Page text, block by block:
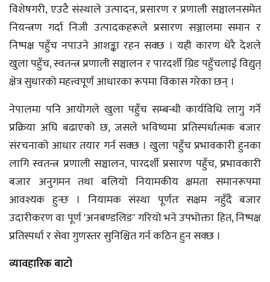
विशेषगरी, एउटै संस्थाले उत्पादन, प्रसारण र प्रणाली सञ्चालनसमेत
नियन्त्रण गर्दा निजी उत्पादकहरूले प्रसारण सञ्जालमा समान र
निष्पक्ष पहुँच नपाउने आशङ्का रहन सक्छ । यही कारण धेरै देशले
खुला पहुँच, स्वतन्त्र प्रणाली सञ्चालन र पारदर्शी ग्रिड पहुँचलाई विद्युत्
क्षेत्र सुधारको महत्त्वपूर्ण आधारका रूपमा विकास गरेका छन् ।
नेपालमा पनि आयोगले खुला पहुँच सम्बन्धी कार्यविधि लागु गर्ने
प्रक्रिया अघि बढाएको छ, जसले भविष्यमा प्रतिस्पर्धात्मक बजार
संरचनाको आधार तयार गर्न सक्छ । खुला पहुँच प्रभावकारी हुनका
लागि स्वतन्त्र प्रणाली सञ्चालन, पारदर्शी प्रसारण पहुँच, प्रभावकारी
बजार अनुगमन तथा बलियो नियामकीय क्षमता समानरूपमा
आवश्यक हुन्छ । नियामक संस्था पूर्णतः सक्षम नहुँदै बजार
उदारीकरण वा पूर्ण 'अनबण्डलिङ' गरियो भने उपभोक्ता हित, निष्पक्ष
प्रतिस्पर्धा र सेवा गुणस्तर सुनिश्चित गर्न कठिन हुन सक्छ ।
व्यावहारिक बाटो